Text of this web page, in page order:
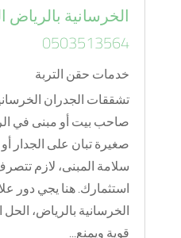
الخرسانية
0503513564
خدمات حقن التربة
تشققات الجدران
صاحب بيت أو مبنى في
صغيرة تبان على الجدار
سلامة المبنى، لازم
استثمارك. هنا يجي دور
الخرسانية بالرياض،
قوية ويمنع...